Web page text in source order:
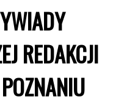
REDAKCJI